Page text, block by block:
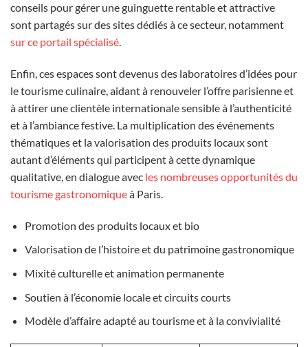
conseils pour gérer une guinguette rentable et attractive
sont partagés sur des sites dédiés à ce secteur, notamment
sur ce portail spécialisé.
Enfin, ces espaces sont devenus des laboratoires d’idées pour
le tourisme culinaire, aidant à renouveler l’offre parisienne et
à attirer une clientèle internationale sensible à l’authenticité
et à l’ambiance festive. La multiplication des événements
thématiques et la valorisation des produits locaux sont
autant d’éléments qui participent à cette dynamique
qualitative, en dialogue avec les nombreuses opportunités du
tourisme gastronomiqueà Paris.
Promotion des produits locaux et bio
Valorisation de l’histoire et du patrimoine gastronomique
Mixité culturelle et animation permanente
Soutien à l’économie locale et circuits courts
Modèle d’affaire adapté au tourisme et à la convivialité